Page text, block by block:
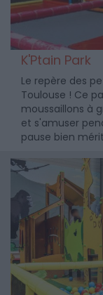
K'Ptain Park
Le repère des
Toulouse ! Ce
moussaillons à
et s'amuser
pause bien